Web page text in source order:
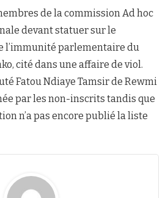
de la commission Ad hoc
devant statuer sur le
l’immunité parlementaire du
cité dans une affaire de viol.
Fatou Ndiaye Tamsir de Rewmi
par les non-inscrits tandis que
n’a pas encore publié la liste